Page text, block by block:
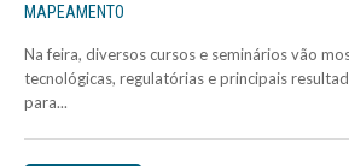
MAPEAMENTO
Na feira, diversos cursos e seminários vão
tecnológicas, regulatórias e principais
para...